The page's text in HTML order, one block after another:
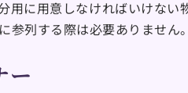
用に用意しなければいけな
列する際は必要ありません。
ー